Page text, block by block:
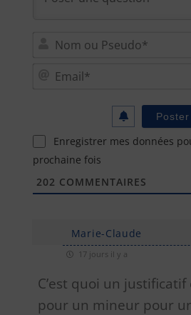
Enregistrer mes données
prochaine fois
202 COMMENTAIRES
Marie-Claude
17 jours il y a
C’est quoi un
pour un mineur pour